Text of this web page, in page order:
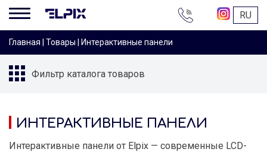
RU
Главная Товары Интерактивные панели
Фильтр каталога товаров
ИНТЕРАКТИВНЫЕ ПАНЕЛИ
Интерактивные панели от Elpix — современные LCD-